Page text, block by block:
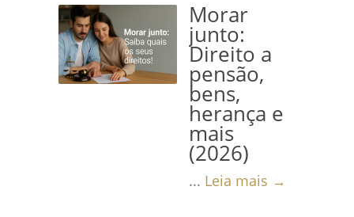
Morar
junto:
Direito a
pensão,
bens,
herança e
mais
(2026)
... Leia mais →